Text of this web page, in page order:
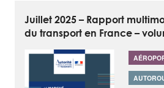
Juillet 2025 – Rapport
du transport en France –